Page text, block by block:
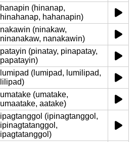
hanapin (hinanap,
hinahanap, hahanapin)
nakawin (ninakaw,
ninanakaw, nanakawin)
patayin (pinatay, pinapatay,
papatayin)
lumipad (lumipad, lumilipad,
lilipad)
umatake (umatake,
umaatake, aatake)
ipagtanggol (ipinagtanggol,
ipinagtatanggol,
ipagtatanggol)